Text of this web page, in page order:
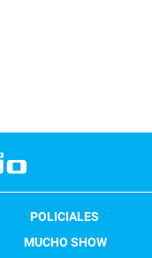
POLICIALES
MUCHO SHOW